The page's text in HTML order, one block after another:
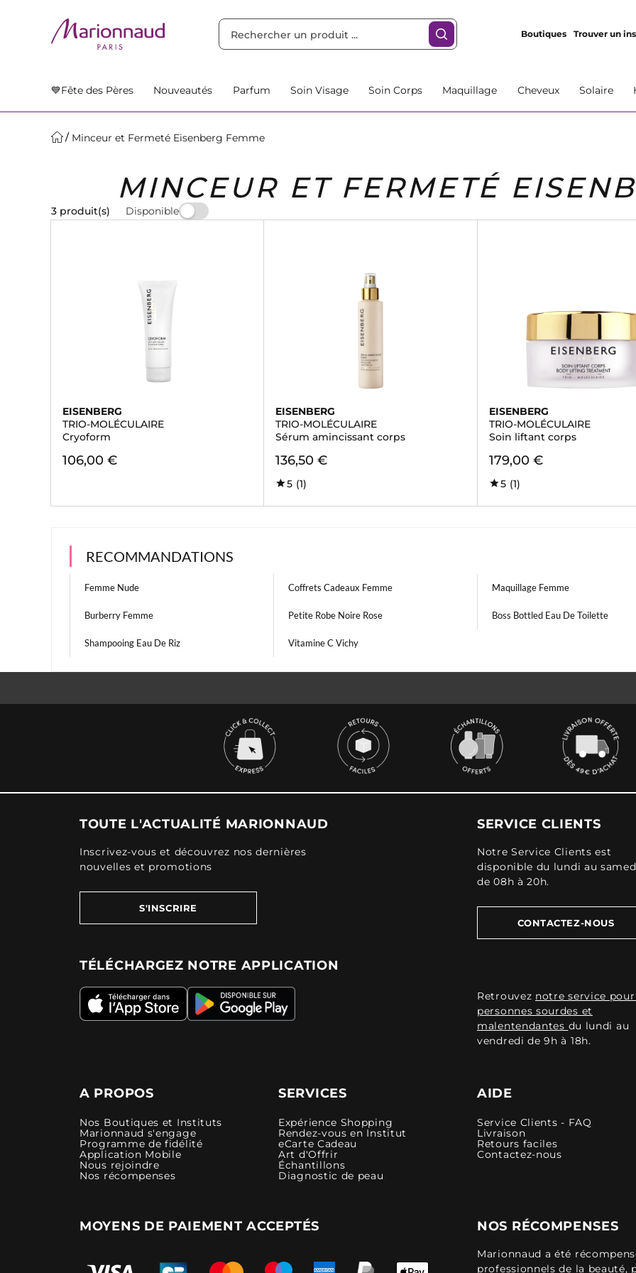
Boutiques Trouver un
💙Fête des Pères Nouveautés Parfum Soin Visage Soin Corps Maquillage Cheveux Solaire
Minceur et Fermeté Eisenberg Femme
MINCEUR ET FERMETÉ
3 produit(s) Disponible
EISENBERG
TRIO-MOLÉCULAIRE
Cryoform
106,00 €
EISENBERG
TRIO-MOLÉCULAIRE
Sérum amincissant corps
136,50 €
5 (1)
EISENBERG
TRIO-MOLÉCULAIRE
Soin liftant corps
179,00 €
5 (1)
RECOMMANDATIONS
Femme Nude Coffrets Cadeaux Femme Maquillage Femme
Burberry Femme Petite Robe Noire Rose Boss Bottled Eau De Toilette
Shampooing Eau De Riz Vitamine C Vichy
TOUTE L'ACTUALITÉ MARIONNAUD
Inscrivez-vous et découvrez nos dernières
nouvelles et promotions
S'INSCRIRE
TÉLÉCHARGEZ NOTRE APPLICATION
SERVICE CLIENTS
Notre Service Clients est
disponible du lundi au
de 08h à 20h.
CONTACTEZ-NOUS
Retrouvez notre service
personnes sourdes et
malentendantes du lundi au
vendredi de 9h à 18h.
A PROPOS
Nos Boutiques et Instituts
Marionnaud s'engage
Programme de fidélité
Application Mobile
Nous rejoindre
Nos récompenses
SERVICES
Expérience Shopping
Rendez-vous en Institut
eCarte Cadeau
Art d'Offrir
Échantillons
Diagnostic de peau
AIDE
Service Clients - FAQ
Livraison
Retours faciles
Contactez-nous
MOYENS DE PAIEMENT ACCEPTÉS NOS RÉCOMPENSES
Marionnaud a été
professionnels de la beauté,